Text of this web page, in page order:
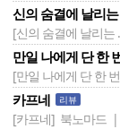
신의 숨결에 날리
[신의 숨결에 날리는
만일 나에게 단 한
[만일 나에게 단 한
카프네 리뷰
[카프네] 북노마드 |